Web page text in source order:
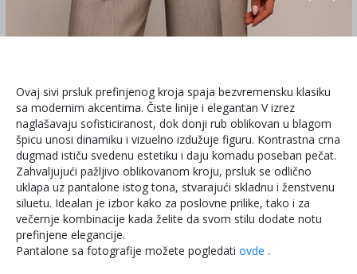
Ovaj sivi prsluk prefinjenog kroja spaja bezvremensku klasiku
sa modernim akcentima. Čiste linije i elegantan V izrez
naglašavaju sofisticiranost, dok donji rub oblikovan u blagom
špicu unosi dinamiku i vizuelno izdužuje figuru. Kontrastna crna
dugmad ističu svedenu estetiku i daju komadu poseban pečat.
Zahvaljujući pažljivo oblikovanom kroju, prsluk se odlično
uklapa uz pantalone istog tona, stvarajući skladnu i ženstvenu
siluetu. Idealan je izbor kako za poslovne prilike, tako i za
večernje kombinacije kada želite da svom stilu dodate notu
prefinjene elegancije.
Pantalone sa fotografije možete pogledati ovde .